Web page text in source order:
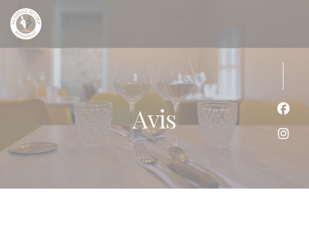
Personnalisation de vos choix en matière de cookies
Avis